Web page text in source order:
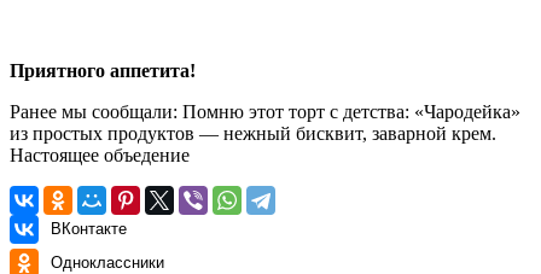
Приятного аппетита!
Ранее мы сообщали: Помню этот торт с детства: «Чародейка»
из простых продуктов — нежный бисквит, заварной крем.
Настоящее объедение
ВКонтакте
Одноклассники